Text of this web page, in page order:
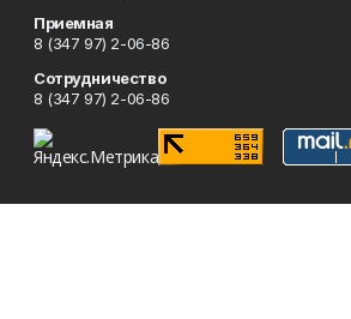
Приемная
8 (347 97) 2-06-86
Сотрудничество
8 (347 97) 2-06-86